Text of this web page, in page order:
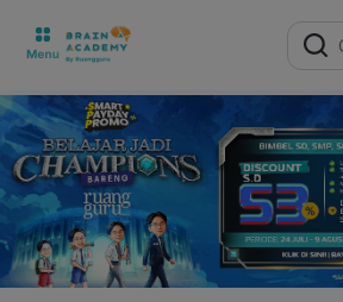
Search
for: